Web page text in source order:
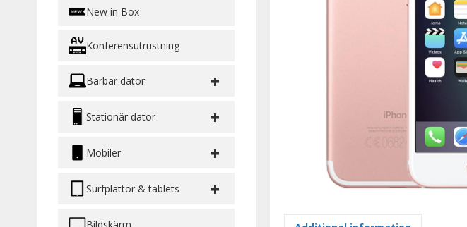
New in Box
Konferensutrustning
Bärbar dator +
Stationär dator +
Mobiler +
Surfplattor & tablets +